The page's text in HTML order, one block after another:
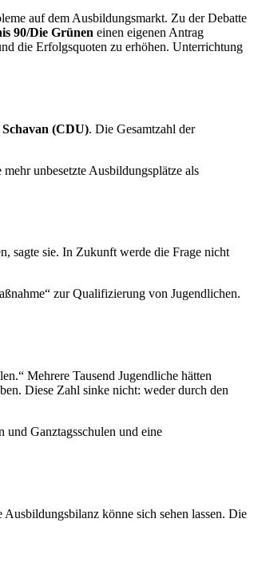
auf dem Ausbildungsmarkt. Zu der Debatte
90/Die Grünen einen eigenen Antrag
die Erfolgsquoten zu erhöhen. Unterrichtung
(CDU). Die Gesamtzahl der
unbesetzte Ausbildungsplätze als
sagte sie. In Zukunft werde die Frage nicht
zur Qualifizierung von Jugendlichen.
Mehrere Tausend Jugendliche hätten
Diese Zahl sinke nicht: weder durch den
und Ganztagsschulen und eine
könne sich sehen lassen. Die